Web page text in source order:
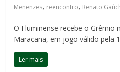
Menenzes, reencontro, Renato
O Fluminense recebe o Grêmio
Maracanã, em jogo válido pela
Ler mais